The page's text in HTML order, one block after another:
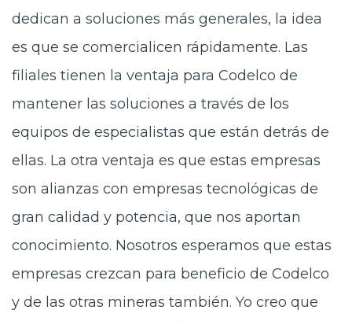
dedican a soluciones más generales, la idea
es que se comercialicen rápidamente. Las
filiales tienen la ventaja para Codelco de
mantener las soluciones a través de los
equipos de especialistas que están detrás de
ellas. La otra ventaja es que estas empresas
son alianzas con empresas tecnológicas de
gran calidad y potencia, que nos aportan
conocimiento. Nosotros esperamos que estas
empresas crezcan para beneficio de Codelco
y de las otras mineras también. Yo creo que